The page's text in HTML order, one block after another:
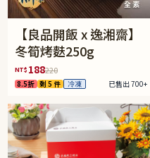
【良品開飯 x 逸湘齋】
冬筍烤麩250g
NT$ 188220
8.5折 剩 5 件 冷凍 已售出 700+